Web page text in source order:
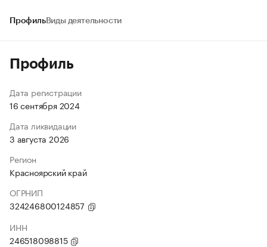
ПрофильВиды деятельности
Профиль
Дата регистрации
16 сентября 2024
Дата ликвидации
3 августа 2026
Регион
Красноярский край
ОГРНИП
324246800124857
ИНН
246518098815